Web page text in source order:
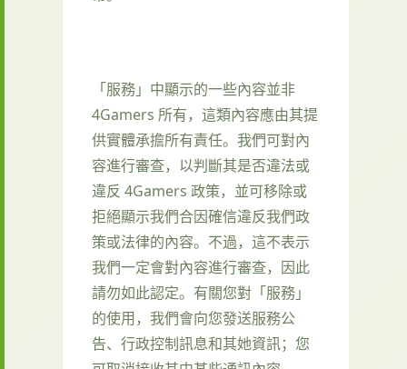
「服務」中顯示的一些內容並非
4Gamers 所有，這類內容應由其提
供實體承擔所有責任。我們可對內
容進行審查，以判斷其是否違法或
違反 4Gamers 政策，並可移除或
拒絕顯示我們合因確信違反我們政
策或法律的內容。不過，這不表示
我們一定會對內容進行審查，因此
請勿如此認定。有關您對「服務」
的使用，我們會向您發送服務公
告、行政控制訊息和其她資訊；您